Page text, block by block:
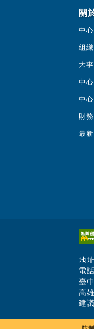
關
中
組
大
中
中心
財
最
地
電
臺
高
建